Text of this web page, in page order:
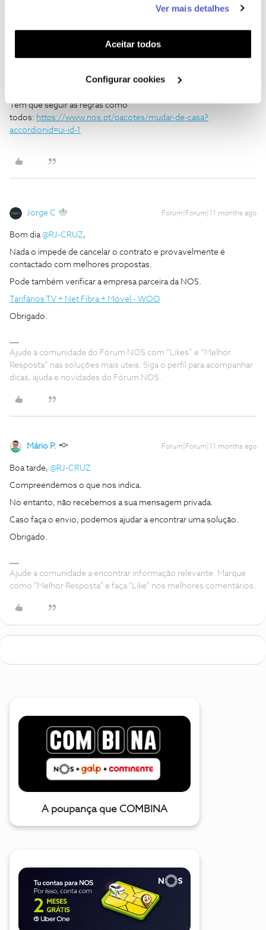
funcionalidades (cookies de personalização e
funcionalidade) e adaptar anúncios aos seus interesses
(cookies de publicidade personalizada). Pode gerir a
utilização dos cookies clicando em "Configurar
Ver mais detalhes
Aceitar todos
Configurar cookiesForum|Forum|11 months ago
Tem que seguir as regras como
todos: https://www.nos.pt/pacotes/mudar-de-casa?
accordionid=ui-id-1
Jorge C Forum|Forum|11 months ago
Bom dia ​@RJ-CRUZ,
Nada o impede de cancelar o contrato e provavelmente é
contactado com melhores propostas.
Pode também verificar a empresa parceira da NOS.
Tarifários TV + Net Fibra + Móvel - WOO
Obrigado.
Ajude a comunidade do Fórum NOS com “Likes” e “Melhor
Resposta” nas soluções mais úteis. Siga o perfil para acompanhar
dicas, ajuda e novidades do Fórum NOS.
Mário P. Forum|Forum|11 months ago
Boa tarde, ​ @RJ-CRUZ
Compreendemos o que nos indica.
No entanto, não recebemos a sua mensagem privada.
Caso faça o envio, podemos ajudar a encontrar uma solução.
Obrigado.
Ajude a comunidade a encontrar informação relevante. Marque
como "Melhor Resposta" e faça "Like" nos melhores comentários.
A poupança que COMBINA